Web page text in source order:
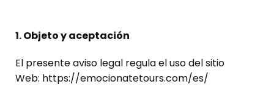
1. Objeto y aceptación
El presente aviso legal regula el uso del sitio
Web: https://emocionatetours.com/es/